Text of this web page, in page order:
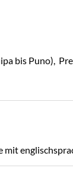
bis Puno),
mit